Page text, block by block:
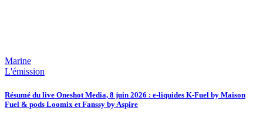
Marine
L'émission
Résumé du live Oneshot Media, 8 juin 2026 : e-liquides K-Fuel by Maison
Fuel & pods Loomix et Fanssy by Aspire